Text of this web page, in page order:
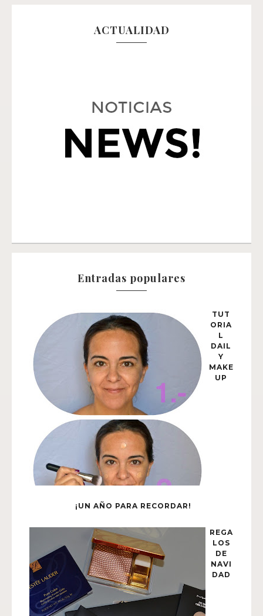
ACTUALIDAD
Entradas populares
TUT
ORIA
L
DAIL
Y
MAKE
UP
¡UN AÑO PARA RECORDAR!
REGA
LOS
DE
NAVI
DAD